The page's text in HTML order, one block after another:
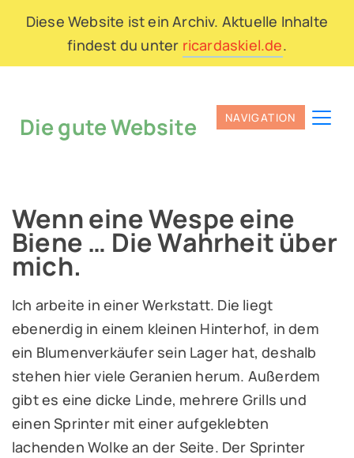
Diese Website ist ein Archiv. Aktuelle Inhalte
findest du unter ricardaskiel.de.
Die gute Website
Wenn eine Wespe eine
Biene … Die Wahrheit über
mich.
Ich arbeite in einer Werkstatt. Die liegt
ebenerdig in einem kleinen Hinterhof, in dem
ein Blumenverkäufer sein Lager hat, deshalb
stehen hier viele Geranien herum. Außerdem
gibt es eine dicke Linde, mehrere Grills und
einen Sprinter mit einer aufgeklebten
lachenden Wolke an der Seite. Der Sprinter